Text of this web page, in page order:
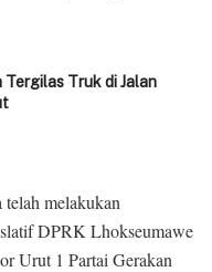
Truk di Jalan
melakukan
DPRK Lhokseumawe
Urut 1 Partai Gerakan